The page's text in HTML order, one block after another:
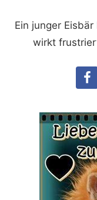
Ein junger
wirkt